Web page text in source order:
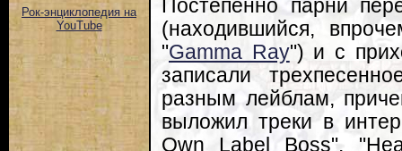
Рок-энциклопедия на
YouTube
Постепенно парни
(находившийся,
"Gamma Ray") и с
записали
разным лейблам,
выложил треки в
Own Label Boss".